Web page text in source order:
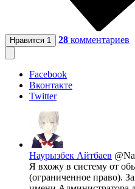
Нравится 1 28 комментариев
Facebook
Вконтакте
Twitter
Наурызбек Айтбаев
Я вхожу в систему от
(ограниченное право).